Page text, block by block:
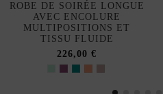
ROBE DE SOIRÉE LONGUE
AVEC ENCOLURE
MULTIPOSITIONS ET
TISSU FLUIDE
226,00 €